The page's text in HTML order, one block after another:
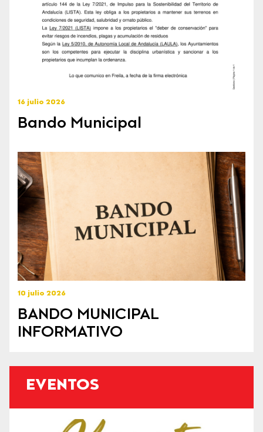
16 julio 2026
Bando Municipal
10 julio 2026
BANDO MUNICIPAL
INFORMATIVO
EVENTOS